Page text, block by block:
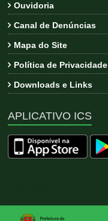
Ouvidoria
Canal de Denúncias
Mapa do Site
Política de Privacidade
Downloads e Links
APLICATIVO ICS